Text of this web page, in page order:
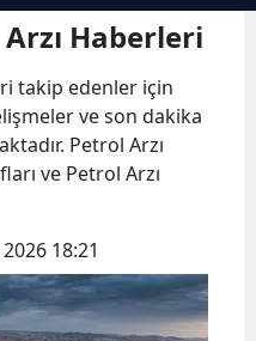
Haberleri
takip edenler için
ve son dakika
Petrol Arzı
ve Petrol Arzı
18:21